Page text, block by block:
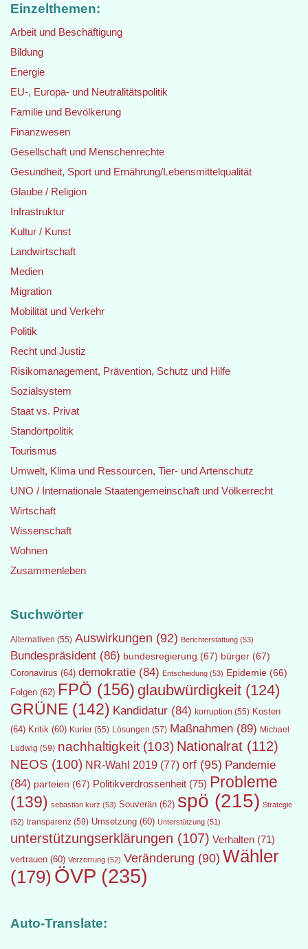
Einzelthemen:
Arbeit und Beschäftigung
Bildung
Energie
EU-, Europa- und Neutralitätspolitik
Familie und Bevölkerung
Finanzwesen
Gesellschaft und Menschenrechte
Gesundheit, Sport und Ernährung/Lebensmittelqualität
Glaube / Religion
Infrastruktur
Kultur / Kunst
Landwirtschaft
Medien
Migration
Mobilität und Verkehr
Politik
Recht und Justiz
Risikomanagement, Prävention, Schutz und Hilfe
Sozialsystem
Staat vs. Privat
Standortpolitik
Tourismus
Umwelt, Klima und Ressourcen, Tier- und Artenschutz
UNO / Internationale Staatengemeinschaft und Völkerrecht
Wirtschaft
Wissenschaft
Wohnen
Zusammenleben
Suchwörter
Alternativen (55) Auswirkungen (92) Berichterstattung (53)
Bundespräsident (86) bundesregierung (67) bürger (67)
Coronavirus (64) demokratie (84) Entscheidung (53) Epidemie (66)
Folgen (62) FPÖ (156) glaubwürdigkeit (124)
GRÜNE (142) Kandidatur (84) korruption (55) Kosten
(64) Kritik (60) Kurier (55) Lösungen (57) Maßnahmen (89) Michael
Ludwig (59) nachhaltigkeit (103) Nationalrat (112)
NEOS (100) NR-Wahl 2019 (77) orf (95) Pandemie
(84) parteien (67) Politikverdrossenheit (75) Probleme
(139) sebastian kurz (53) Souverän (62) spö (215) Strategie
(52) transparenz (59) Umsetzung (60) Unterstützung (51)
unterstützungserklärungen (107) Verhalten (71)
vertrauen (60) Verzerrung (52) Veränderung (90) Wähler
(179) ÖVP (235)
Auto-Translate: